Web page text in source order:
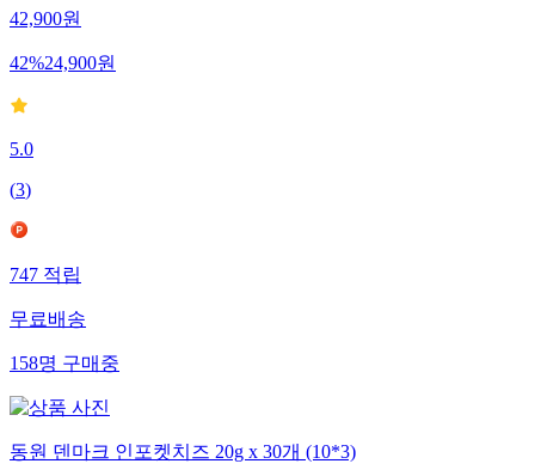
42,900원
42%24,900원
5.0
(3)
747적립
무료배송
158명구매중
동원 덴마크 인포켓치즈 20g x 30개 (10*3)